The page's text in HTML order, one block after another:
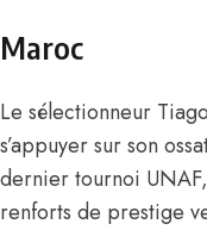
Maroc
Le sélectionneur
s’appuyer sur son
dernier tournoi
renforts de prestige